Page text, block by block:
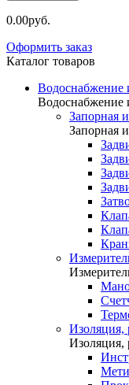
0.00руб.
Оформить заказ
Каталог товаров
Водоснабжение
Водоснабжение
Запорная
Запорная
Изоляция,
Изоляция,